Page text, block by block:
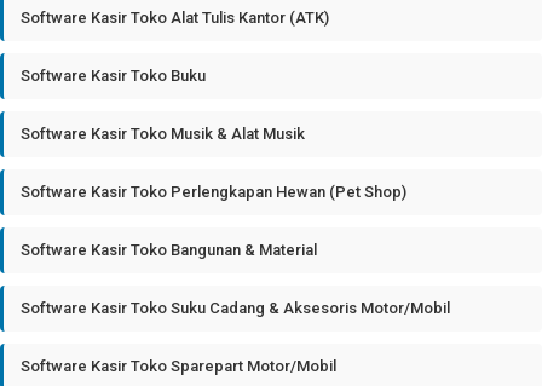
Software Kasir Toko Alat Tulis Kantor (ATK)
Software Kasir Toko Buku
Software Kasir Toko Musik & Alat Musik
Software Kasir Toko Perlengkapan Hewan (Pet Shop)
Software Kasir Toko Bangunan & Material
Software Kasir Toko Suku Cadang & Aksesoris Motor/Mobil
Software Kasir Toko Sparepart Motor/Mobil